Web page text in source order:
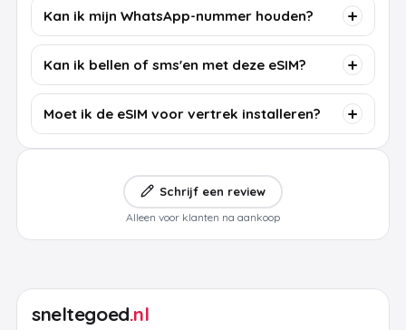
Kan ik mijn WhatsApp-nummer houden?
Kan ik bellen of sms'en met deze eSIM?
Moet ik de eSIM voor vertrek installeren?
Schrijf een review
Alleen voor klanten na aankoop
sneltegoed.nl